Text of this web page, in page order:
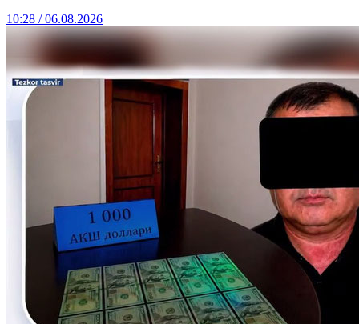
10:28 / 06.08.2026